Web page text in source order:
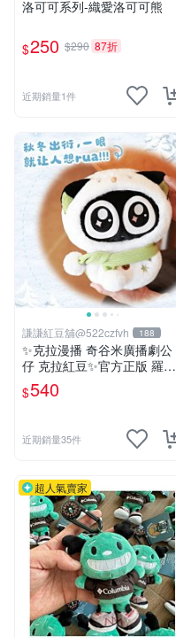
洛可可系列-織愛洛可可熊
$250 $290 87折
近期銷量1件
謙謙紅豆舖@522czfvh 188
✨克拉漫播 奇谷米廣播劇公
仔 克拉紅豆✨官方正版 羅小
黑戰記暖暖雪人毛絨包
$540
近期銷量35件
超人氣賣家